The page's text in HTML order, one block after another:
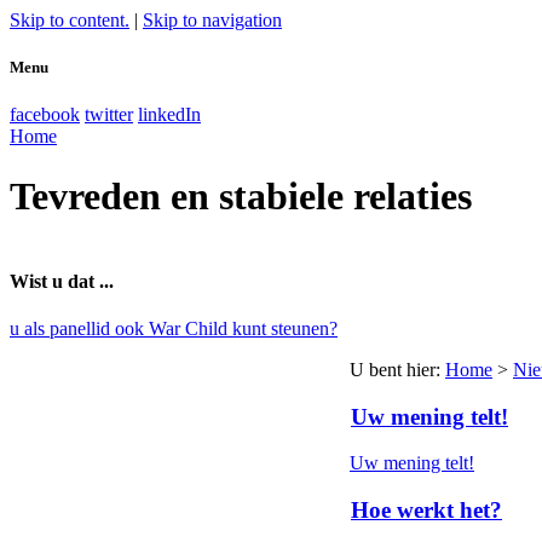
Skip to content. | Skip to navigation
Menu
facebook twitter linkedIn
Home
Tevreden en stabiele relaties
Wist u dat ...
u als panellid ook War Child kunt steunen?
U bent hier: Home >
Uw mening telt!
Uw mening telt!
Hoe werkt het?